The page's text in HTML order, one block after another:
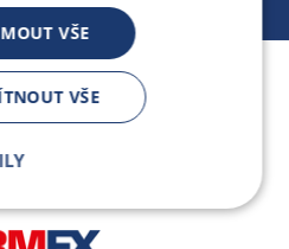
a členem Asociace
energií.
VŠE
VŠE
Výkonnostní